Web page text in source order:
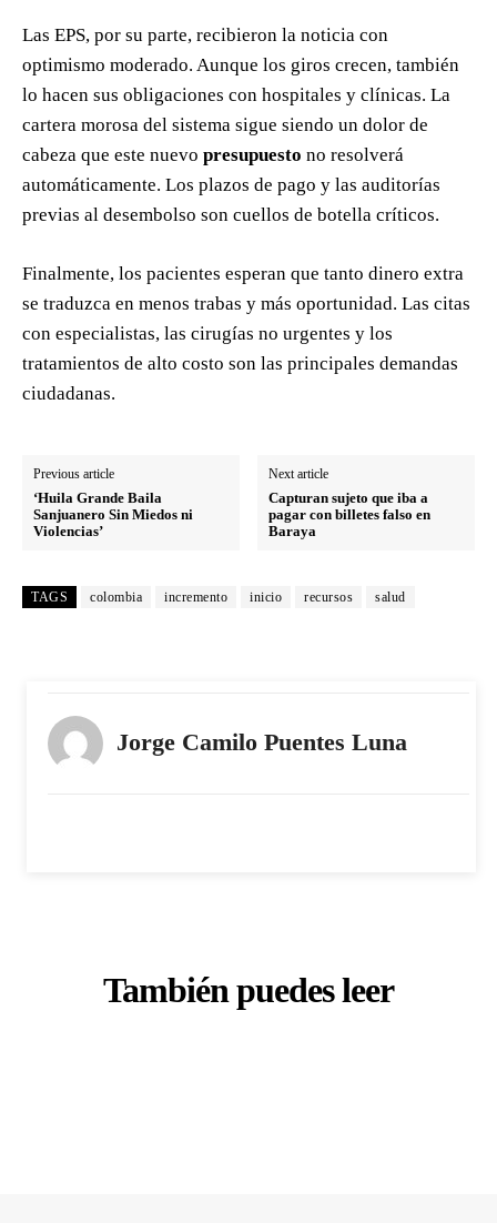
Las EPS, por su parte, recibieron la noticia con
optimismo moderado. Aunque los giros crecen, también
lo hacen sus obligaciones con hospitales y clínicas. La
cartera morosa del sistema sigue siendo un dolor de
cabeza que este nuevo presupuesto no resolverá
automáticamente. Los plazos de pago y las auditorías
previas al desembolso son cuellos de botella críticos.
Finalmente, los pacientes esperan que tanto dinero extra
se traduzca en menos trabas y más oportunidad. Las citas
con especialistas, las cirugías no urgentes y los
tratamientos de alto costo son las principales demandas
ciudadanas.
Previous article
‘Huila Grande Baila
Sanjuanero Sin Miedos ni
Violencias’
Next article
Capturan sujeto que iba a
pagar con billetes falso en
Baraya
TAGS colombia incremento inicio recursos salud
Jorge Camilo Puentes Luna
También puedes leer